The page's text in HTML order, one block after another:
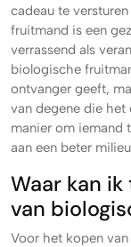
cadeau te
fruitmand is een
verrassend als
biologische
ontvanger geeft,
van degene die het
manier om iemand
aan een beter
Waar kan
van
Voor het kopen